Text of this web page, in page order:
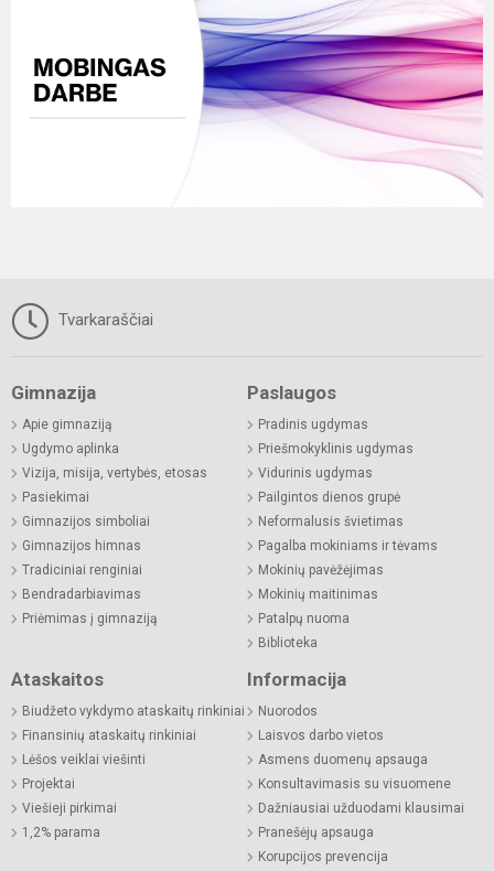
Tvarkaraščiai
Gimnazija
Apie gimnaziją
Ugdymo aplinka
Vizija, misija, vertybės, etosas
Pasiekimai
Gimnazijos simboliai
Gimnazijos himnas
Tradiciniai renginiai
Bendradarbiavimas
Priėmimas į gimnaziją
Paslaugos
Pradinis ugdymas
Priešmokyklinis ugdymas
Vidurinis ugdymas
Pailgintos dienos grupė
Neformalusis švietimas
Pagalba mokiniams ir tėvams
Mokinių pavėžėjimas
Mokinių maitinimas
Patalpų nuoma
Biblioteka
Ataskaitos
Biudžeto vykdymo ataskaitų rinkiniai
Finansinių ataskaitų rinkiniai
Lėšos veiklai viešinti
Projektai
Viešieji pirkimai
1,2% parama
Informacija
Nuorodos
Laisvos darbo vietos
Asmens duomenų apsauga
Konsultavimasis su visuomene
Dažniausiai užduodami klausimai
Pranešėjų apsauga
Korupcijos prevencija